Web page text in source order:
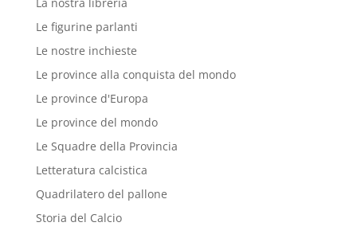
Le figurine parlanti
Le nostre inchieste
Le province alla conquista del mondo
Le province d'Europa
Le province del mondo
Le Squadre della Provincia
Letteratura calcistica
Quadrilatero del pallone
Storia del Calcio